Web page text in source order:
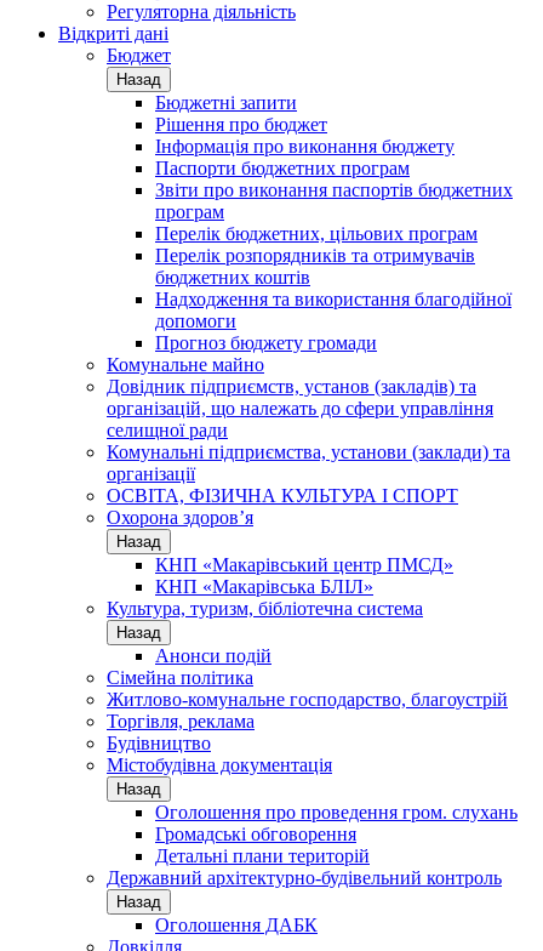
Регуляторна діяльність
Відкриті дані
Бюджет
Назад
Бюджетні запити
Рішення про бюджет
Інформація про виконання бюджету
Паспорти бюджетних програм
Звіти про виконання паспортів бюджетних
програм
Перелік бюджетних, цільових програм
Перелік розпорядників та отримувачів
бюджетних коштів
Надходження та використання благодійної
допомоги
Прогноз бюджету громади
Комунальне майно
Довідник підприємств, установ (закладів) та
організацій, що належать до сфери управління
селищної ради
Комунальні підприємства, установи (заклади) та
організації
ОСВІТА, ФІЗИЧНА КУЛЬТУРА І СПОРТ
Охорона здоров’я
Назад
КНП «Макарівський центр ПМСД»
КНП «Макарівська БЛІЛ»
Культура, туризм, бібліотечна система
Назад
Анонси подій
Сімейна політика
Житлово-комунальне господарство, благоустрій
Торгівля, реклама
Будівництво
Містобудівна документація
Назад
Оголошення про проведення гром. слухань
Громадські обговорення
Детальні плани територій
Державний архітектурно-будівельний контроль
Назад
Оголошення ДАБК
Довкілля